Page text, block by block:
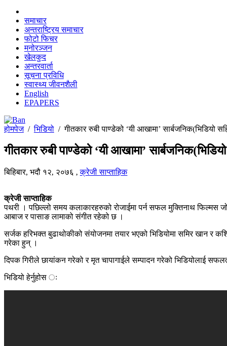
समाचार
अन्तराष्ट्रिय समाचार
फोटो फिचर
मनोरञ्जन
खेलकुद
अन्तरवार्ता
सूचना प्रविधि
स्वास्थ्य जीवनशैली
English
EPAPERS
होमपेज/भिडियो /गीतकार रुबी पाण्डेको ‘यी आखामा’ सार्बजनिक(भिडियो
गीतकार रुबी पाण्डेको ‘यी आखामा’
बिहिबार, भदौ १२, २०७६ ,क्रेजी साप्ताहिक
क्रेजी साप्ताहिक
पथरी । पछिल्लो समय कलाकारहरुको रोजाईमा पर्न सफल मुक्तिनाथ फिल्मस
आबाज र पासाङ लामाको संगीत रहेको छ ।
सर्जक हरिभक्त बुढाथोकीको संयोजनमा तयार भएको भिडियोमा समिर खान र
गरेका हुन् ।
दिपक गिरीले छायांकन गरेको र मृत चापागाईले सम्पादन गरेको भिडियोलाई
भिडियो हेर्नुहोस ः